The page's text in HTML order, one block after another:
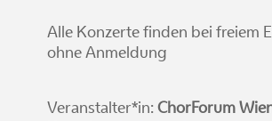
Alle Konzerte finden bei freiem
ohne Anmeldung
Veranstalter*in: ChorForum